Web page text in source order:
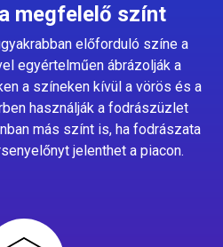
megfelelő színt
előforduló színe a
egyértelműen ábrázolják a
a színeken kívül a vörös és a
használják a fodrászüzlet
más színt is, ha fodrászata
jelenthet a piacon.